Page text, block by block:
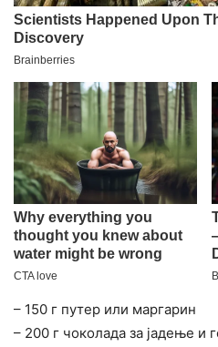
– 150 г путер или маргарин
– 200 г чоколада за јадење и